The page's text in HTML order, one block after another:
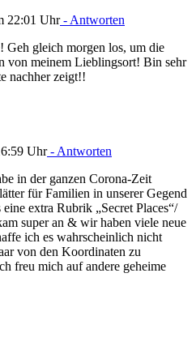
22:01 Uhr- Antworten
Geh gleich morgen los, um die
von meinem Lieblingsort! Bin sehr
nachher zeigt!!
Uhr- Antworten
in der ganzen Corona-Zeit
für Familien in unserer Gegend
extra Rubrik „Secret Places“/
super an & wir haben viele neue
ich es wahrscheinlich nicht
von den Koordinaten zu
freu mich auf andere geheime